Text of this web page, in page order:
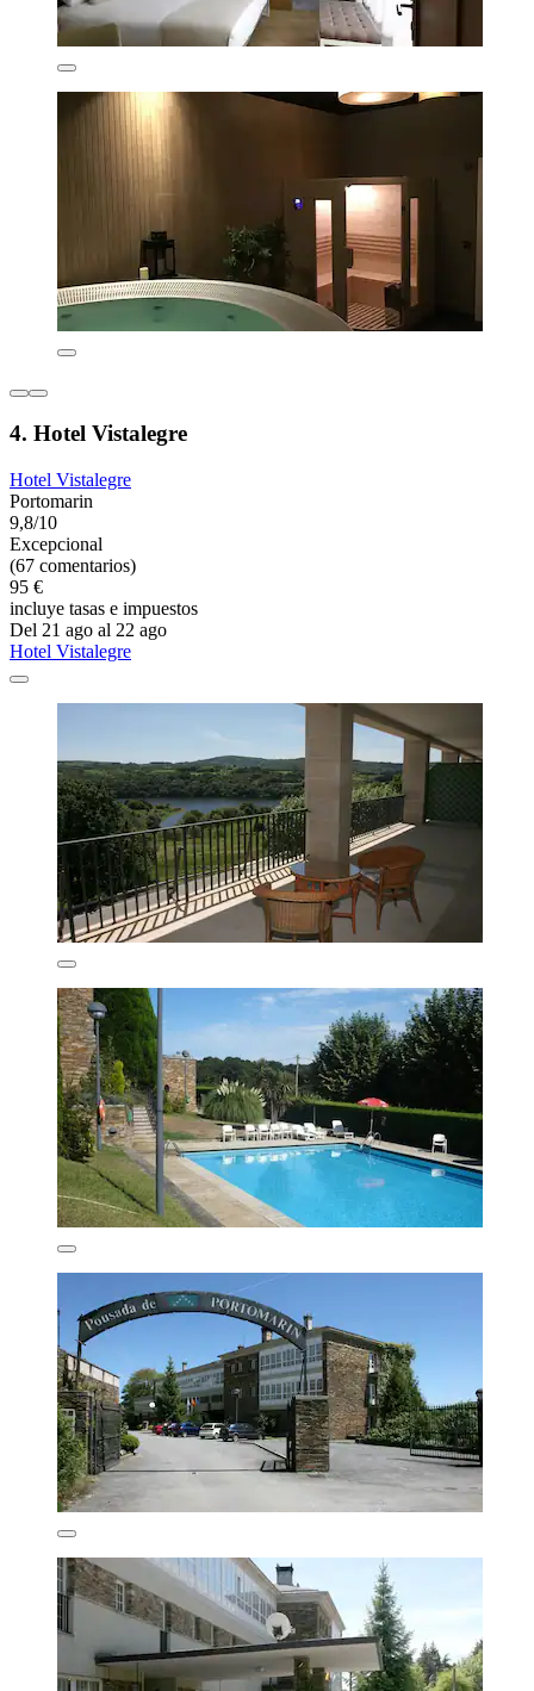
4. Hotel Vistalegre
Hotel Vistalegre
Portomarin
9,8/10
Excepcional
(67 comentarios)
95 €
incluye tasas e impuestos
Del 21 ago al 22 ago
Hotel Vistalegre